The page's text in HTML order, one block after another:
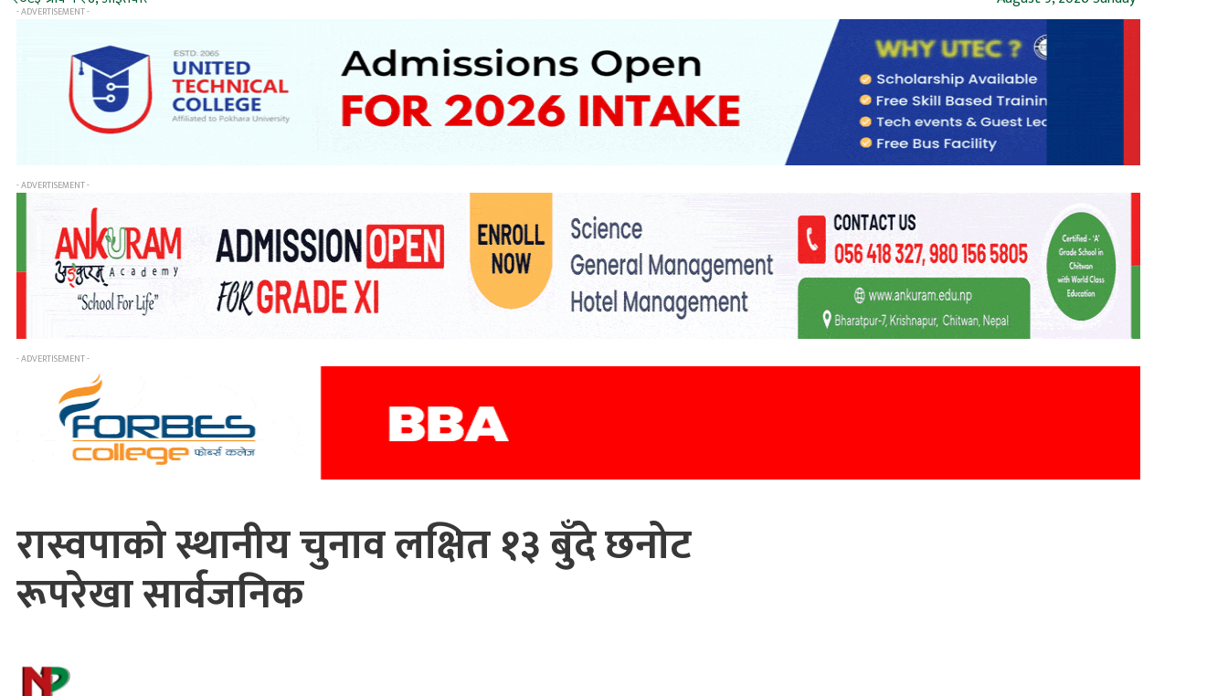
- ADVERTISEMENT -
- ADVERTISEMENT -
- ADVERTISEMENT -
रास्वपाको स्थानीय चुनाव लक्षित १३ बुँदे छनोट
रूपरेखा सार्वजनिक